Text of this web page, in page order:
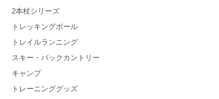
2本杖シリーズ
トレッキングポール
トレイルランニング
スキー・バックカントリー
キャンプ
トレーニンググッズ